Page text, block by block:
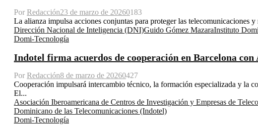
Por Redacción23 de marzo de 20260183
La alianza impulsa acciones conjuntas para proteger las telecomunicaciones
Dirección Nacional de Inteligencia (DNI)Guido Gómez MazaraInstituto
Domi-Tecnología
Indotel firma acuerdos de cooperación en Barcelona
Por Redacción8 de marzo de 20260427
Cooperación impulsará intercambio técnico, la formación especializada y la
El...
Asociación Iberoamericana de Centros de Investigación y Empresas de
Dominicano de las Telecomunicaciones (Indotel)
Domi-Tecnología